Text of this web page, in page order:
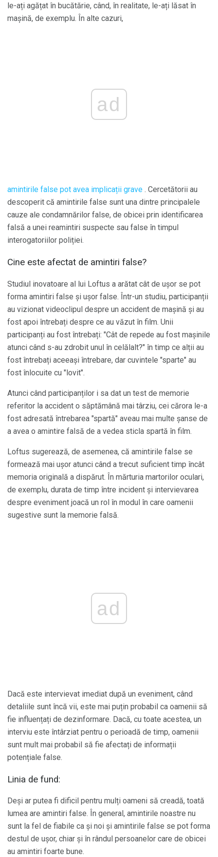
le-ați agățat în bucătărie, când, în realitate, le-ați lăsat în
mașină, de exemplu. În alte cazuri,
ad
amintirile false pot avea implicații grave . Cercetătorii au
descoperit că amintirile false sunt una dintre principalele
cauze ale condamnărilor false, de obicei prin identificarea
falsă a unei reamintiri suspecte sau false în timpul
interogatoriilor poliției.
Cine este afectat de amintiri false?
Studiul inovatoare al lui Loftus a arătat cât de ușor se pot
forma amintiri false și ușor false. Într-un studiu, participanții
au vizionat videoclipul despre un accident de mașină și au
fost apoi întrebați despre ce au văzut în film. Unii
participanți au fost întrebați: "Cât de repede au fost mașinile
atunci când s-au zdrobit unul în celălalt?" în timp ce alții au
fost întrebați aceeași întrebare, dar cuvintele "sparte" au
fost înlocuite cu "lovit".
Atunci când participanților i sa dat un test de memorie
referitor la accident o săptămână mai târziu, cei cărora le-a
fost adresată întrebarea "spartă" aveau mai multe șanse de
a avea o amintire falsă de a vedea sticla spartă în film.
Loftus sugerează, de asemenea, că amintirile false se
formează mai ușor atunci când a trecut suficient timp încât
memoria originală a dispărut. În mărturia martorilor oculari,
de exemplu, durata de timp între incident și intervievarea
despre eveniment joacă un rol în modul în care oamenii
sugestive sunt la memorie falsă.
ad
Dacă este intervievat imediat după un eveniment, când
detaliile sunt încă vii, este mai puțin probabil ca oamenii să
fie influențați de dezinformare. Dacă, cu toate acestea, un
interviu este întârziat pentru o perioadă de timp, oamenii
sunt mult mai probabil să fie afectați de informații
potențiale false.
Linia de fund:
Deși ar putea fi dificil pentru mulți oameni să creadă, toată
lumea are amintiri false. În general, amintirile noastre nu
sunt la fel de fiabile ca și noi și amintirile false se pot forma
destul de ușor, chiar și în rândul persoanelor care de obicei
au amintiri foarte bune.